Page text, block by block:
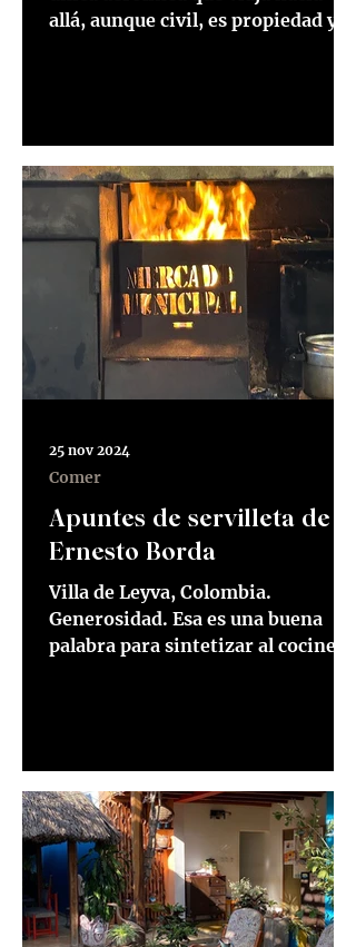
allá, aunque civil, es propiedad y
Apuntes de servilleta de
Ernesto Borda
Villa de Leyva, Colombia.
Generosidad. Esa es una buena
palabra para sintetizar al cocinero
Comer
25 nov 2024